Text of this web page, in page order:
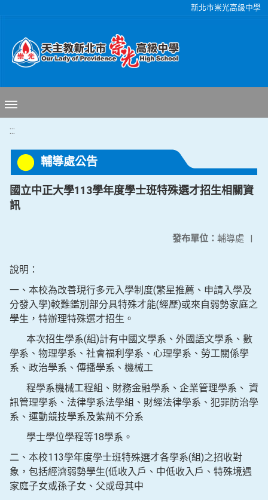
新北市崇光高級中學
:::
輔導處公告
國立中正大學113學年度學士班特殊選才招生相關資
訊
發布單位： 輔導處 |
說明：
一、本校為改善現行多元入學制度(繁星推薦、申請入學及
分發入學)較難鑑別部分具特殊才能(經歷)或來自弱勢家庭之
學生，特辦理特殊選才招生。
本次招生學系(組)計有中國文學系、外國語文學系、數
學系、物理學系、社會福利學系、心理學系、勞工關係學
系、政治學系、傳播學系、機械工
程學系機械工程組、財務金融學系、企業管理學系、 資
訊管理學系、法律學系法學組、財經法律學系、犯罪防治學
系、運動競技學系及紫荊不分系
學士學位學程等18學系。
二、本校113學年度學士班特殊選才各學系(組)之招收對
象，包括經濟弱勢學生(低收入戶、中低收入戶、特殊境遇
家庭子女或孫子女、父或母其中